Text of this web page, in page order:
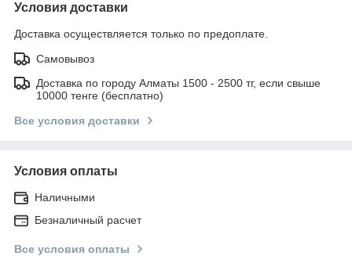
Условия доставки
Доставка осуществляется только по предоплате.
Самовывоз
Доставка по городу Алматы 1500 - 2500 тг, если свыше
10000 тенге (бесплатно)
Все условия доставки
Условия оплаты
Наличными
Безналичный расчет
Все условия оплаты